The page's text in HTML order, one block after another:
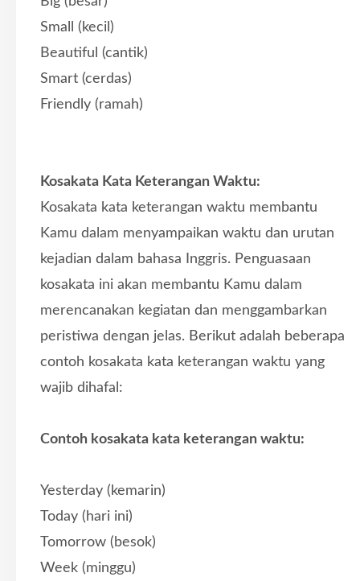
Small (kecil)
Beautiful (cantik)
Smart (cerdas)
Friendly (ramah)
Kosakata Kata Keterangan Waktu:
Kosakata kata keterangan waktu membantu
Kamu dalam menyampaikan waktu dan urutan
kejadian dalam bahasa Inggris. Penguasaan
kosakata ini akan membantu Kamu dalam
merencanakan kegiatan dan menggambarkan
peristiwa dengan jelas. Berikut adalah beberapa
contoh kosakata kata keterangan waktu yang
wajib dihafal:
Contoh kosakata kata keterangan waktu:
Yesterday (kemarin)
Today (hari ini)
Tomorrow (besok)
Week (minggu)